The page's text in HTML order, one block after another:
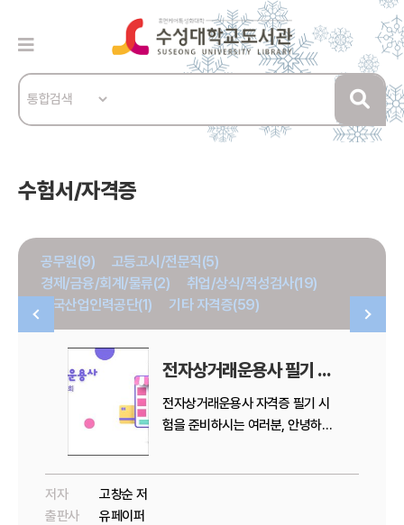
수험서/자격증
공무원(9)
고등고시/전문직(5)
경제/금융/회계/물류(2)
취업/상식/적성검사(19)
한국산업인력공단(1)
기타 자격증(59)
전자상거래운용사 필기 기출문제
전자상거래운용사 자격증 필기 시
험을 준비하시는 여러분, 안녕하세
저자
고창순 저
출판사
유페이퍼